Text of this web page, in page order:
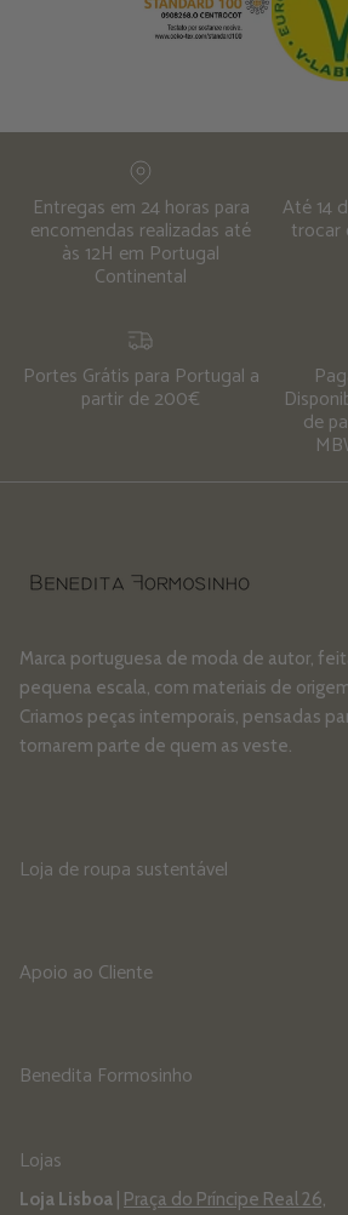
Entregas em 24 horas para
encomendas realizadas até
às 12H em Portugal
Continental
Até 14
trocar
Portes Grátis para Portugal a
partir de 200€
de
Marca portuguesa de moda de autor,
pequena escala, com materiais de
Criamos peças intemporais, pensadas
tornarem parte de quem as veste.
Loja de roupa sustentável
Apoio ao Cliente
Benedita Formosinho
Lojas
Loja Lisboa Praça do Príncipe Real 26,